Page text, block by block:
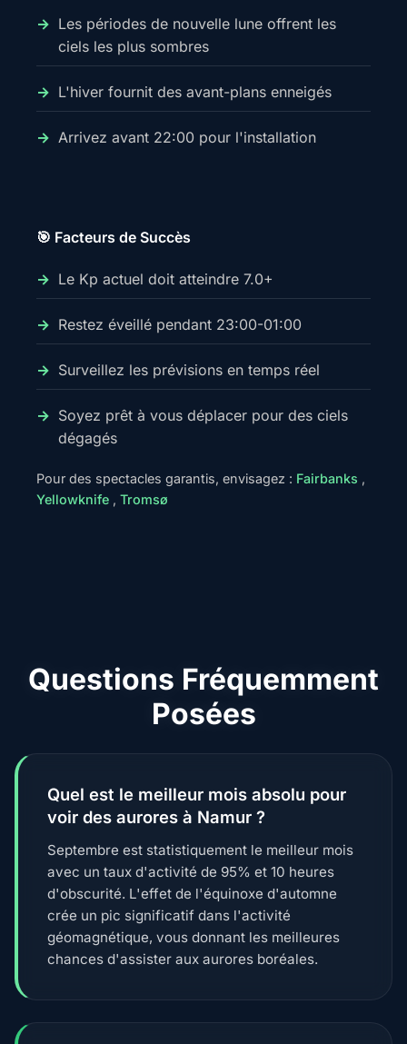
Les périodes de nouvelle lune offrent les
ciels les plus sombres
L'hiver fournit des avant-plans enneigés
Arrivez avant 22:00 pour l'installation
🎯 Facteurs de Succès
Le Kp actuel doit atteindre 7.0+
Restez éveillé pendant 23:00-01:00
Surveillez les prévisions en temps réel
Soyez prêt à vous déplacer pour des ciels
dégagés
Pour des spectacles garantis, envisagez : Fairbanks ,
Yellowknife , Tromsø
Questions Fréquemment
Posées
Quel est le meilleur mois absolu pour
voir des aurores à Namur ?
Septembre est statistiquement le meilleur mois
avec un taux d'activité de 95% et 10 heures
d'obscurité. L'effet de l'équinoxe d'automne
crée un pic significatif dans l'activité
géomagnétique, vous donnant les meilleures
chances d'assister aux aurores boréales.